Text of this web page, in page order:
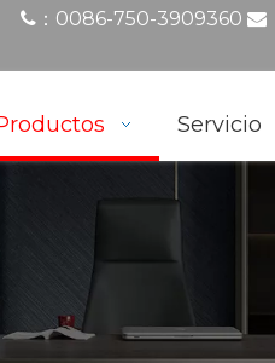
： 0086-750-3909360 
Productos Servicio